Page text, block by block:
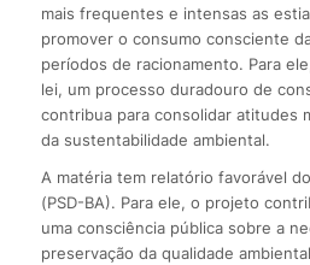
mais frequentes e intensas as
promover o consumo consciente
períodos de racionamento. Para
lei, um processo duradouro de
contribua para consolidar atitudes
da sustentabilidade ambiental.
A matéria tem relatório favorável
(PSD-BA). Para ele, o projeto
uma consciência pública sobre a
preservação da qualidade